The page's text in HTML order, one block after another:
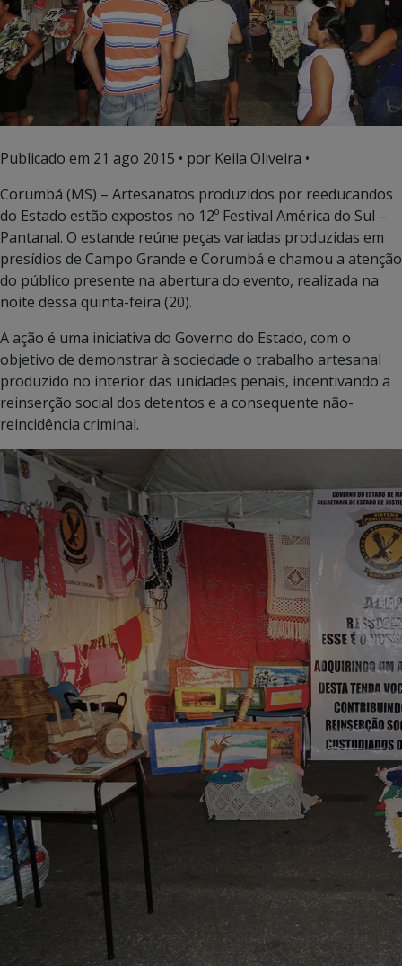
Publicado em 21 ago 2015 • por Keila Oliveira •
Corumbá (MS) – Artesanatos produzidos por reeducandos
do Estado estão expostos no 12º Festival América do Sul –
Pantanal. O estande reúne peças variadas produzidas em
presídios de Campo Grande e Corumbá e chamou a atenção
do público presente na abertura do evento, realizada na
noite dessa quinta-feira (20).
A ação é uma iniciativa do Governo do Estado, com o
objetivo de demonstrar à sociedade o trabalho artesanal
produzido no interior das unidades penais, incentivando a
reinserção social dos detentos e a consequente não-
reincidência criminal.